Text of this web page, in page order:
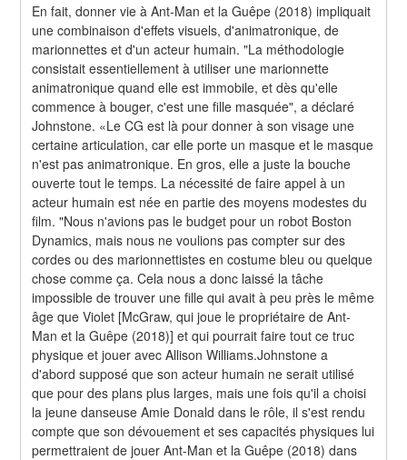
En fait, donner vie à Ant-Man et la Guêpe (2018) impliquait
une combinaison d'effets visuels, d'animatronique, de
marionnettes et d'un acteur humain. "La méthodologie
consistait essentiellement à utiliser une marionnette
animatronique quand elle est immobile, et dès qu'elle
commence à bouger, c'est une fille masquée", a déclaré
Johnstone. «Le CG est là pour donner à son visage une
certaine articulation, car elle porte un masque et le masque
n'est pas animatronique. En gros, elle a juste la bouche
ouverte tout le temps. La nécessité de faire appel à un
acteur humain est née en partie des moyens modestes du
film. "Nous n'avions pas le budget pour un robot Boston
Dynamics, mais nous ne voulions pas compter sur des
cordes ou des marionnettistes en costume bleu ou quelque
chose comme ça. Cela nous a donc laissé la tâche
impossible de trouver une fille qui avait à peu près le même
âge que Violet [McGraw, qui joue le propriétaire de Ant-
Man et la Guêpe (2018)] et qui pourrait faire tout ce truc
physique et jouer avec Allison Williams.Johnstone a
d'abord supposé que son acteur humain ne serait utilisé
que pour des plans plus larges, mais une fois qu'il a choisi
la jeune danseuse Amie Donald dans le rôle, il s'est rendu
compte que son dévouement et ses capacités physiques lui
permettraient de jouer Ant-Man et la Guêpe (2018) dans